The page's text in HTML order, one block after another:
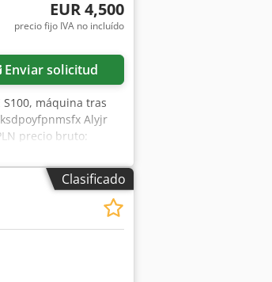
EUR 4,500
precio fijo IVA no incluído
Enviar solicitud
máquina tras
Alyjr
precio bruto:
Clasificado